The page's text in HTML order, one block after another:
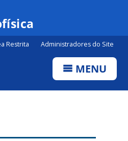
Restrita Administradores do Site
MENU